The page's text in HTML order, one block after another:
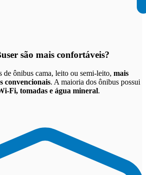
são mais confortáveis?
de ônibus cama, leito ou semi-leito, mais
convencionais. A maioria dos ônibus possui
Fi, tomadas e água mineral.